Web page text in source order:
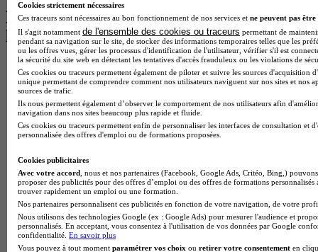
Les intitulés de diplôme par alternance
les plus recherchés
BTS Esf en alternance
BTS Dietetique en alternance
BTS Mco en alternance
BTS Pi en alternance
BTS Sp3s en alternance
Master CCA en alternance
BTS Ndrc en alternance
BTS Sam en alternance
Cap Fleuriste en alternance
BTS Sio en alternance
MSc Marketing Digital en alternance
BTS Gpme en alternance
Cap Electricien en alternance
BTS Gpn en alternance
BTS Domotique en alternance
Cookies strictement nécessaires
Ces traceurs sont nécessaires au bon fonctionnement de nos services et ne peuvent pas être
Il s'agit notamment de l'ensemble des cookies ou traceurs permettant de
pendant sa navigation sur le site, de stocker des informations temporaires telles que les
ou les offres vues, gérer les processus d'identification de l'utilisateur, vérifier s'il est
la sécurité du site web en détectant les tentatives d'accès frauduleux ou les violations de
Ces cookies ou traceurs permettent également de piloter et suivre les sources d'acquisition
unique permettant de comprendre comment nos utilisateurs naviguent sur nos sites et nos
sources de trafic.
Ils nous permettent également d’observer le comportement de nos utilisateurs afin
navigation dans nos sites beaucoup plus rapide et fluide.
Ces cookies ou traceurs permettent enfin de personnaliser les interfaces de consultation et
personnalisée des offres d'emploi ou de formations proposées.
Cookies publicitaires
Avec votre accord , nous et nos partenaires (Facebook, Google Ads, Critéo, Bing,)
proposer des publicités pour des offres d’emploi ou des offres de formations
trouver rapidement un emploi ou une formation.
Nos partenaires personnalisent ces publicités en fonction de votre navigation, de votre
Nous utilisons des technologies Google (ex : Google Ads) pour mesurer l'audience et
personnalisés. En acceptant, vous consentez à l'utilisation de vos données par Google
confidentialité. En savoir plus
Vous pouvez à tout moment paramétrer vos choix ou retirer votre consentement en